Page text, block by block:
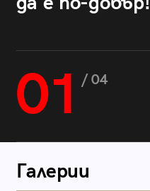
01 / 04
Галерии